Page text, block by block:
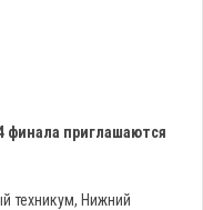
финала приглашаются
техникум, Нижний